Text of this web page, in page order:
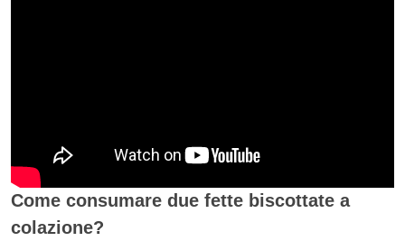
Come consumare due fette biscottate a
colazione?